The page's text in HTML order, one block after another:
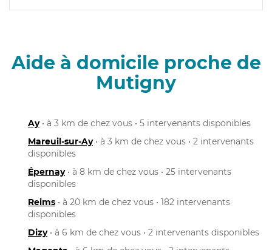
Aide à domicile proche de
Mutigny
Ay• à 3 km de chez vous • 5 intervenants disponibles
Mareuil-sur-Ay• à 3 km de chez vous • 2 intervenants
disponibles
Épernay• à 8 km de chez vous • 25 intervenants
disponibles
Reims • à 20 km de chez vous • 182 intervenants
disponibles
Dizy• à 6 km de chez vous • 2 intervenants disponibles